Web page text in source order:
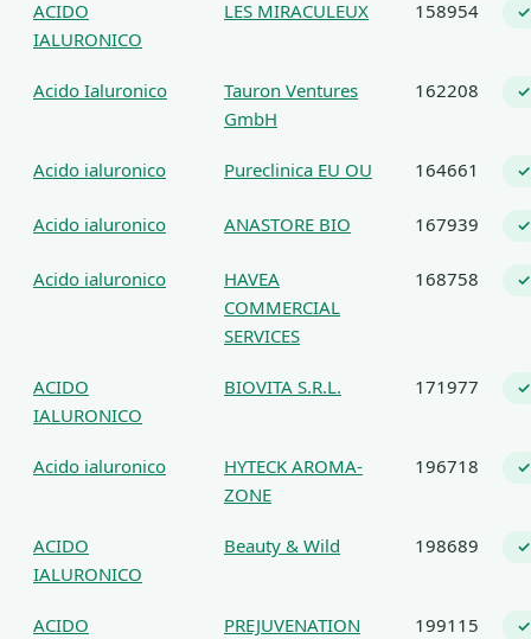
ACIDO
IALURONICO
LES MIRACULEUX 158954 ✓
Acido Ialuronico
Tauron Ventures
GmbH
162208 ✓
Acido ialuronico Pureclinica EU OU 164661 ✓
Acido ialuronico ANASTORE BIO 167939 ✓
Acido ialuronico
HAVEA
COMMERCIAL
SERVICES
168758 ✓
ACIDO
IALURONICO
BIOVITA S.R.L. 171977 ✓
Acido ialuronico
HYTECK AROMA-
ZONE
196718 ✓
ACIDO
IALURONICO
Beauty & Wild 198689 ✓
ACIDO
PREJUVENATION
199115 ✓